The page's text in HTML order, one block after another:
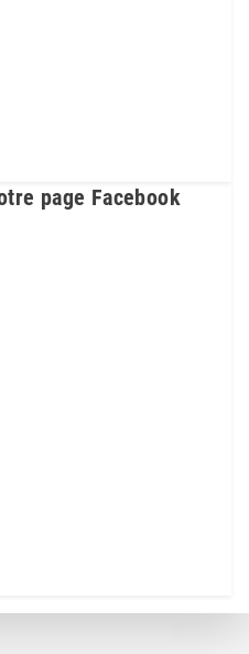
page Facebook